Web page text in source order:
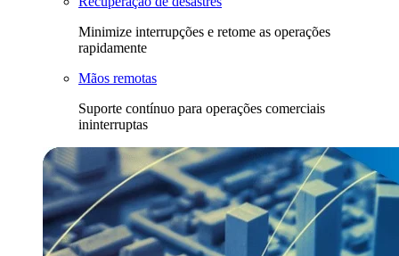
Minimize interrupções e retome as operações
rapidamente
Mãos remotas
Suporte contínuo para operações comerciais
ininterruptas